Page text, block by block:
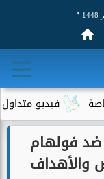
هـ
فيديو متداول لسيدة
ضد فولهام
والأهداف